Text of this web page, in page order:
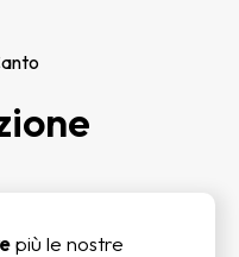
più le nostre